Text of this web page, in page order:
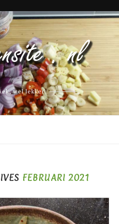
wel lekker
FEBRUARI 2021